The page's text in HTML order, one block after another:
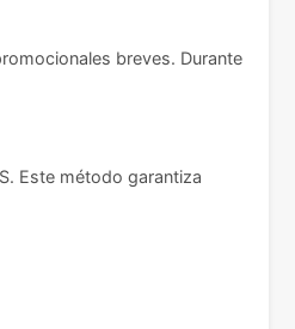
breves. Durante
Este método garantiza